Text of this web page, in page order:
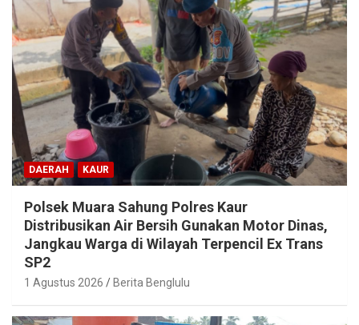
DAERAH KAUR
Polsek Muara Sahung Polres Kaur
Distribusikan Air Bersih Gunakan Motor Dinas,
Jangkau Warga di Wilayah Terpencil Ex Trans
SP2
1 Agustus 2026 Berita Benglulu